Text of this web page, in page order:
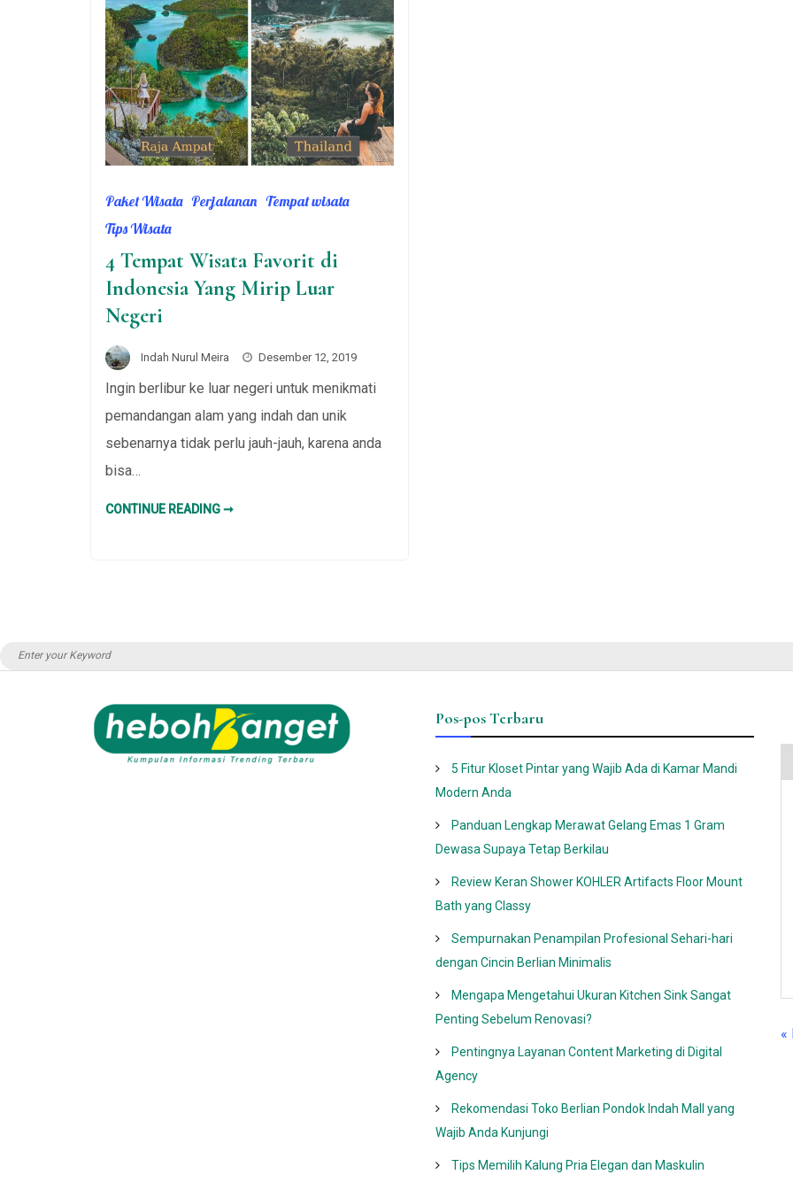
Paket Wisata Perjalanan Tempat wisata‎
Tips Wisata
4 Tempat Wisata Favorit di
Indonesia Yang Mirip Luar
Negeri
Indah Nurul Meira Desember 12, 2019
Ingin berlibur ke luar negeri untuk menikmati
pemandangan alam yang indah dan unik
sebenarnya tidak perlu jauh-jauh, karena anda
bisa…
CONTINUE READING ➞4
Search
Pos-pos Terbaru
5 Fitur Kloset Pintar yang Wajib Ada di Kamar Mandi
Modern Anda
Panduan Lengkap Merawat Gelang Emas 1 Gram
Dewasa Supaya Tetap Berkilau
Review Keran Shower KOHLER Artifacts Floor Mount
Bath yang Classy
Sempurnakan Penampilan Profesional Sehari-hari
dengan Cincin Berlian Minimalis
Mengapa Mengetahui Ukuran Kitchen Sink Sangat
Penting Sebelum Renovasi?
Pentingnya Layanan Content Marketing di Digital
Agency
Rekomendasi Toko Berlian Pondok Indah Mall yang
Wajib Anda Kunjungi
Tips Memilih Kalung Pria Elegan dan Maskulin
«